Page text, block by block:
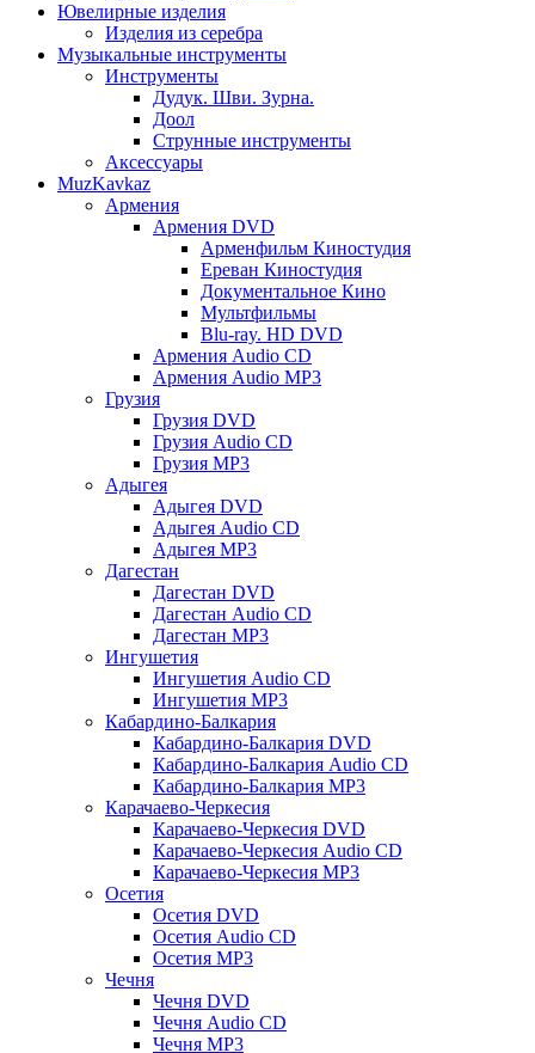
Ювелирные изделия
Изделия из серебра
Музыкальные инструменты
Инструменты
Дудук. Шви. Зурна.
Доол
Струнные инструменты
Аксессуары
MuzKavkaz
Армения
Армения DVD
Арменфильм Киностудия
Ереван Киностудия
Документальное Кино
Мультфильмы
Blu-ray. HD DVD
Армения Audio CD
Армения Audio MP3
Грузия
Грузия DVD
Грузия Audio CD
Грузия MP3
Адыгея
Адыгея DVD
Адыгея Audio CD
Адыгея MP3
Дагестан
Дагестан DVD
Дагестан Audio CD
Дагестан MP3
Ингушетия
Ингушетия Audio CD
Ингушетия MP3
Кабардино-Балкария
Кабардино-Балкария DVD
Кабардино-Балкария Audio CD
Кабардино-Балкария MP3
Карачаево-Черкесия
Карачаево-Черкесия DVD
Карачаево-Черкесия Audio CD
Карачаево-Черкесия MP3
Осетия
Осетия DVD
Осетия Audio CD
Осетия MP3
Чечня
Чечня DVD
Чечня Audio CD
Чечня MP3